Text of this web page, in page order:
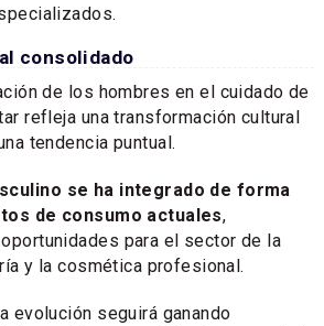
consolidado
de los hombres en el cuidado de
refleja una transformación cultural
tendencia puntual.
se ha integrado de forma
de consumo actuales,
para el sector de la
y la cosmética profesional.
evolución seguirá ganando